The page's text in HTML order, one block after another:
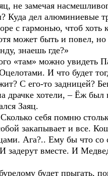
замечая
дел алюминиевые
с гармонью, чтоб хоть
быть и повел, но
знаешь где?»
«там» можно увидеть
И что будет
его-то задницей?
драчке хотели, – Ёж был
Заяц.
себя помню
закапывает и все.
Ага?.. Ему бы что со
вместе. И Медведя
будет прыгать,